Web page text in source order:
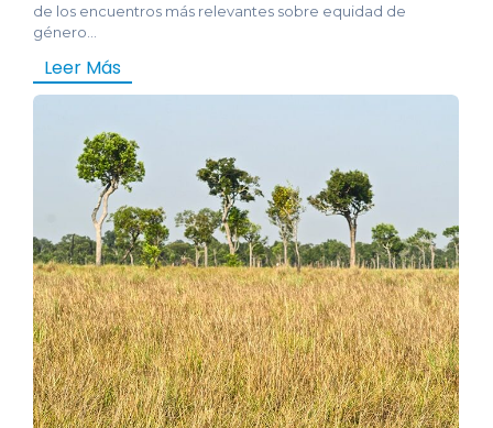
de los encuentros más relevantes sobre equidad de
género...
Leer Más